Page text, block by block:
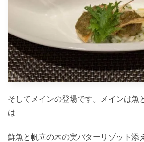
そしてメインの登場です。メインは魚
は
鮮魚と帆立の木の実バターリゾット添